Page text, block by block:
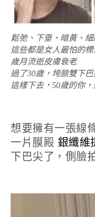
鬆弛、下垂、暗黃、細
這些都是女人最怕的標
歲月流逝皮膚衰老
過了30歲，垮臉雙下
這樣下去，50歲的你
想要擁有一張線
一片膜殿 銀纖維
下巴尖了，側臉